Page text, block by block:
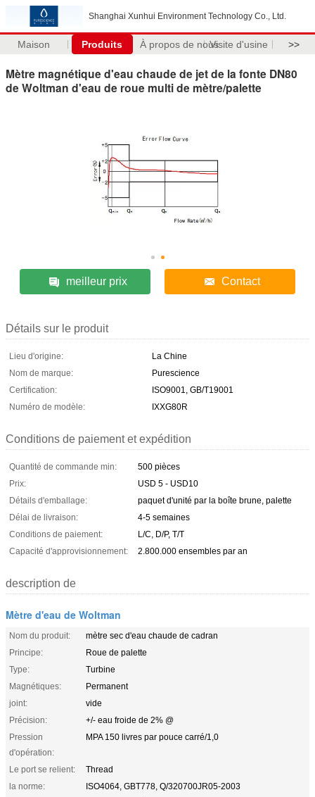
Shanghai Xunhui Environment Technology Co., Ltd.
Maison Produits À propos de nousVisite d'usine >>
Mètre magnétique d'eau chaude de jet de la fonte DN80
de Woltman d'eau de roue multi de mètre/palette
meilleur prix Contact
Détails sur le produit
Lieu d'origine:
La Chine
Nom de marque:
Purescience
Certification:
ISO9001, GB/T19001
Numéro de modèle:
IXXG80R
Conditions de paiement et expédition
Quantité de commande min:
500 pièces
Prix:
USD 5 - USD10
Détails d'emballage:
paquet d'unité par la boîte brune, palette
Délai de livraison:
4-5 semaines
Conditions de paiement:
L/C, D/P, T/T
Capacité d'approvisionnement:
2.800.000 ensembles par an
description de
Mètre d'eau de Woltman
Nom du produit:
mètre sec d'eau chaude de cadran
Principe:
Roue de palette
Type:
Turbine
Magnétiques:
Permanent
joint:
vide
Précision:
+/- eau froide de 2% @
Pression
d'opération:
MPA 150 livres par pouce carré/1,0
Le port se relient:
Thread
la norme:
ISO4064, GBT778, Q/320700JR05-2003